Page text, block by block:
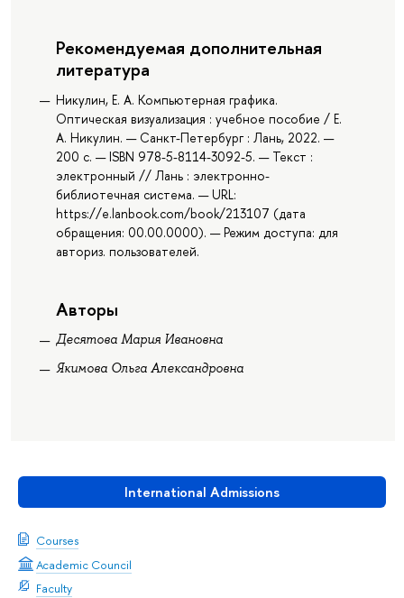
International Admissions
Courses
Academic Council
Faculty
Рекомендуемая дополнительная
литература
Никулин, Е. А. Компьютерная графика.
Оптическая визуализация : учебное пособие / Е.
А. Никулин. — Санкт-Петербург : Лань, 2022. —
200 с. — ISBN 978-5-8114-3092-5. — Текст :
электронный // Лань : электронно-
библиотечная система. — URL:
https://e.lanbook.com/book/213107 (дата
обращения: 00.00.0000). — Режим доступа: для
авториз. пользователей.
Авторы
Десятова Мария Ивановна
Якимова Ольга Александровна